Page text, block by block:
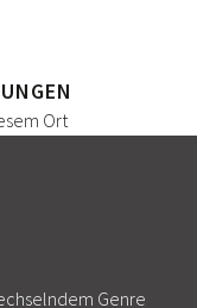
Ort
Genre